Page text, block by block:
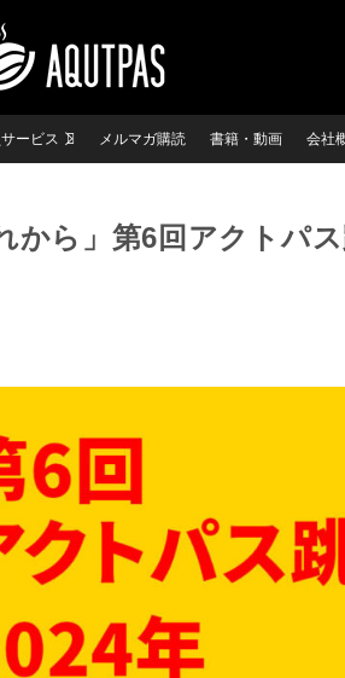
ービス メルマガ購読 書籍・動画 会社
から」第6回アクトパ